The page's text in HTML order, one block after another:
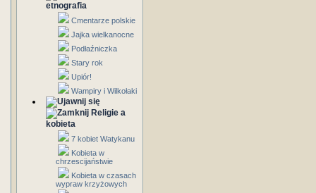
etnografia
Cmentarze polskie
Jajka wielkanocne
Podłaźniczka
Stary rok
Upiór!
Wampiry i Wilkołaki
Religie a
kobieta
7 kobiet Watykanu
Kobieta w
chrzescijaństwie
Kobieta w czasach
wypraw krzyżowych